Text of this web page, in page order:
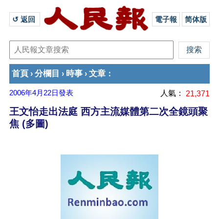
↺ 返回 電子報 简体版
首頁 › 分欄目 › 時事 › 文章 ：
2006年4月22日發表 人氣： 21,371
王文怡走出法庭 西方主流媒體第二次全鏡頭聚
焦 (多圖)